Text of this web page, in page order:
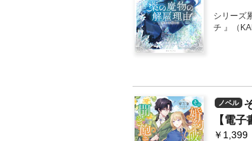
シリーズ
チ 』（
ために必
か」万
づいてい
事（？）
イズ第４
雨と霧の
ネアは、
ノベル
【電
￥1,399